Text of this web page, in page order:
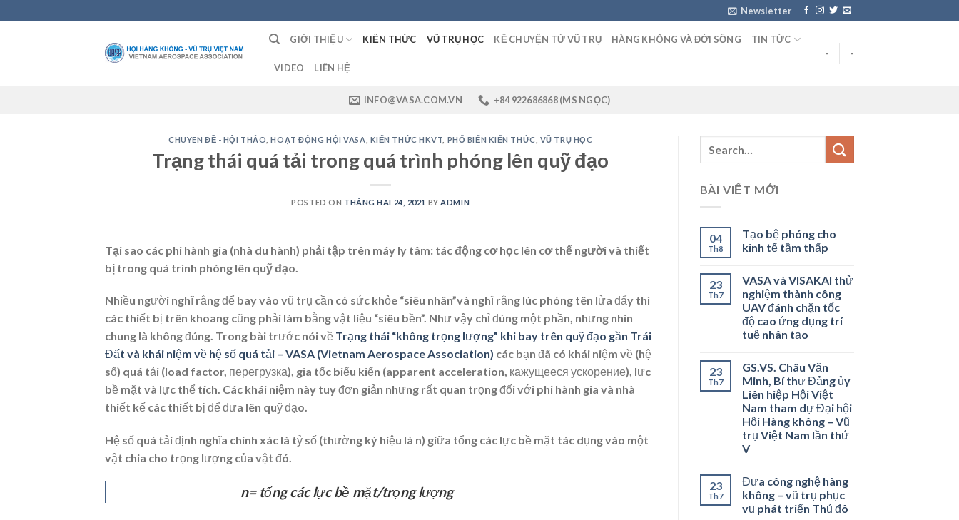
to
Newsletter
GIỚI THIỆU KIẾN THỨC VŨ TRỤ HỌC KỂ CHUYỆN TỪ VŨ TRỤ HÀNG KHÔNG VÀ ĐỜI SỐNG TIN TỨC
VIDEO LIÊN HỆ
- -
INFO@VASA.COM.VN +84 922686868 (MS NGỌC)
CHUYÊN ĐỀ - HỘI THẢO ,HOẠT ĐỘNG HỘI VASA KIẾN THỨC HKVT PHỔ BIẾN KIẾN THỨC VŨ TRỤ HỌC
Trạng thái quá tải trong quá trình phóng lên quỹ đạo
POSTED ON THÁNG HAI 24, 2021 BY ADMIN
Tại sao các phi hành gia (nhà du hành) phải tập trên máy ly tâm: tác động cơ học lên cơ thể người và thiết
bị trong quá trình phóng lên quỹ đạo.
Nhiều người nghĩ rằng để bay vào vũ trụ cần có sức khỏe “siêu nhân”và nghĩ rằng lúc phóng tên lửa đẩy thì
các thiết bị trên khoang cũng phải làm bằng vật liệu “siêu bền”. Như vậy chỉ đúng một phần, nhưng nhìn
chung là không đúng. Trong bài trước nói về Trạng thái “không trọng lượng” khi bay trên quỹ đạo gần Trái
Đất và khái niệm về hệ số quá tải – VASA (Vietnam Aerospace Association) các bạn đã có khái niệm về (hệ
số) quá tải (load factor, перегрузка), gia tốc biểu kiến (apparent acceleration, кажущееся ускорение), lực
bề mặt và lực thể tích. Các khái niệm này tuy đơn giản nhưng rất quan trọng đối với phi hành gia và nhà
thiết kế các thiết bị để đưa lên quỹ đạo.
Hệ số quá tải định nghĩa chính xác là tỷ số (thường ký hiệu là n) giữa tổng các lực bề mặt tác dụng vào một
vật chia cho trọng lượng của vật đó.
n= tổng các lực bề mặt/trọng lượng
BÀI VIẾT MỚI
04
Th8
Tạo bệ phóng cho
kinh tế tầm thấp
23
Th7
VASA và VISAKAI thử
nghiệm thành công
UAV đánh chặn tốc
độ cao ứng dụng trí
tuệ nhân tạo
23
Th7
GS.VS. Châu Văn
Minh, Bí thư Đảng ủy
Liên hiệp Hội Việt
Nam tham dự Đại hội
Hội Hàng không – Vũ
trụ Việt Nam lần thứ
V
23
Th7
Đưa công nghệ hàng
không – vũ trụ phục
vụ phát triển Thủ đô